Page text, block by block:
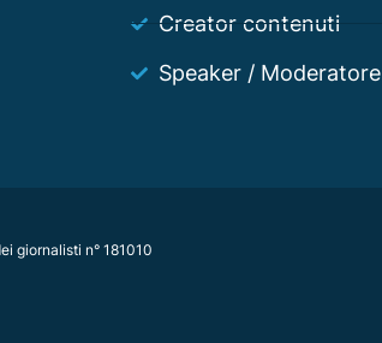
Creator contenuti
Speaker / Moderatore
giornalisti n° 181010